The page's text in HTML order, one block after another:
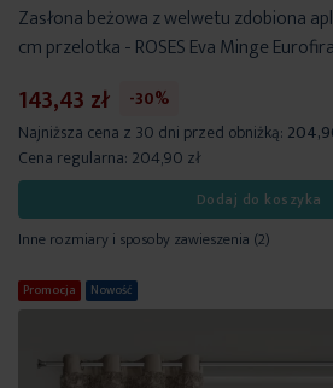
Zasłona beżowa z welwetu zdobiona
cm przelotka - ROSES Eva Minge
143,43 zł
-30%
Najniższa cena z 30 dni przed obniżką:
Cena regularna: 204,90 zł
Dodaj do koszyka
Inne rozmiary i sposoby zawieszenia (2)
Promocja Nowość